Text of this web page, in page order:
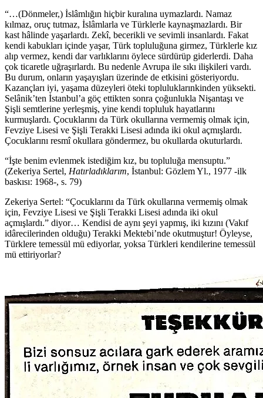
“…(Dönmeler,) İslâmlığın hiçbir kuralına uymazlardı. Namaz
kılmaz, oruç tutmaz, İslâmlarla ve Türklerle kaynaşmazlardı. Bir
kast hâlinde yaşarlardı. Zekî, becerikli ve sevimli insanlardı. Fakat
kendi kabukları içinde yaşar, Türk topluluğuna girmez, Türklerle kız
alıp vermez, kendi dar varlıklarını öylece sürdürüp giderlerdi. Daha
çok ticaretle uğraşırlardı. Bu nedenle Avrupa ile sıkı ilişkileri vardı.
Bu durum, onların yaşayışları üzerinde de etkisini gösteriyordu.
Kazançları iyi, yaşama düzeyleri öteki topluluklarınkinden yüksekti.
Selânik’ten İstanbul’a göç ettikten sonra çoğunlukla Nişantaşı ve
Şişli semtlerine yerleşmiş, yine kendi topluluk hayatlarını
kurmuşlardı. Çocuklarını da Türk okullarına vermemiş olmak için,
Fevziye Lisesi ve Şişli Terakki Lisesi adında iki okul açmışlardı.
Çocuklarını resmî okullara göndermez, bu okullarda okuturlardı.
“İşte benim evlenmek istediğim kız, bu topluluğa mensuptu.”
(Zekeriya Sertel, Hatırladıklarım, İstanbul: Gözlem Yl., 1977 -ilk
baskısı: 1968-, s. 79)
Zekeriya Sertel: “Çocuklarını da Türk okullarına vermemiş olmak
için, Fevziye Lisesi ve Şişli Terakki Lisesi adında iki okul
açmışlardı.” diyor… Kendisi de aynı şeyi yapmış, iki kızını (Vakıf
idârecilerinden olduğu) Terakki Mektebi’nde okutmuştur! Öyleyse,
Türklere temessül mü ediyorlar, yoksa Türkleri kendilerine temessül
mü ettiriyorlar?